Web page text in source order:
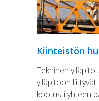
Kiinteistön
Tekninen ylläpito
ylläpitoon
kootusti yhteen